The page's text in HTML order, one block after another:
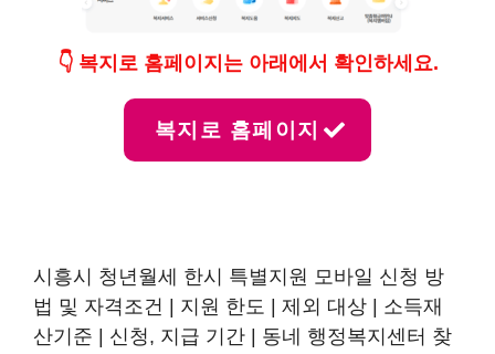
👇 복지로 홈페이지는 아래에서 확인하세요.
복지로 홈페이지
시흥시 청년월세 한시 특별지원 모바일 신청 방
법 및 자격조건 | 지원 한도 | 제외 대상 | 소득재
산기준 | 신청, 지급 기간 | 동네 행정복지센터 찾